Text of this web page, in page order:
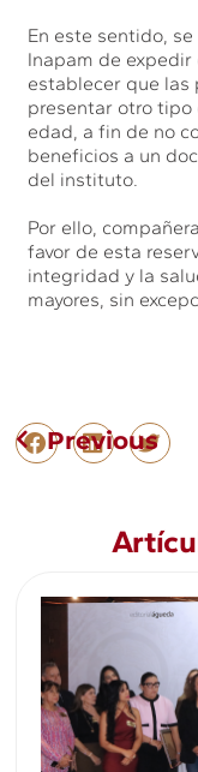
En este sentido,
Inapam de
establecer que las
presentar otro
edad, a fin de no
beneficios a un
del instituto.
Por ello,
favor de esta
integridad y la
mayores, sin
Previous